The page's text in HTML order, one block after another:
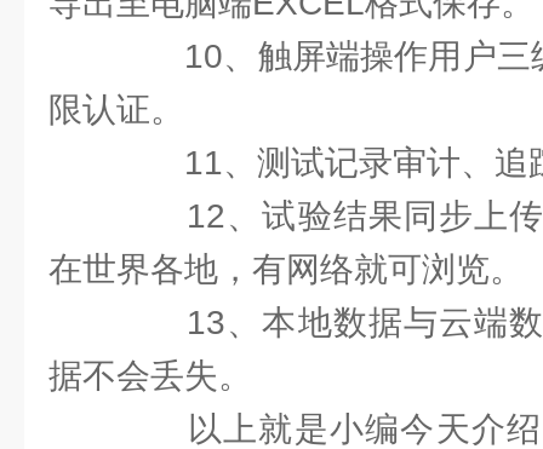
10、触屏端操作用户三
限认证。
11、测试记录审计、追
12、试验结果同步上传
在世界各地，有网络就可浏览。
13、本地数据与云端数
据不会丢失。
以上就是小编今天介